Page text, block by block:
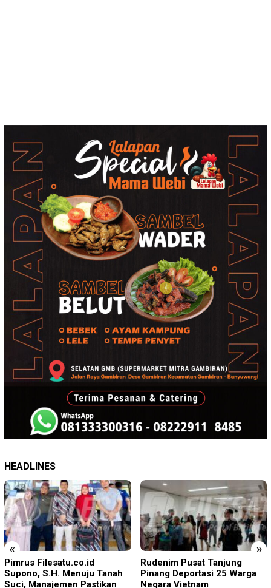
HEADLINES
« »
Rudenim Pusat Tanjung
Pinang Deportasi 25 Warga
Negara Vietnam
Empat Proyek Desa Rea
Diduga Belum Terealisasi